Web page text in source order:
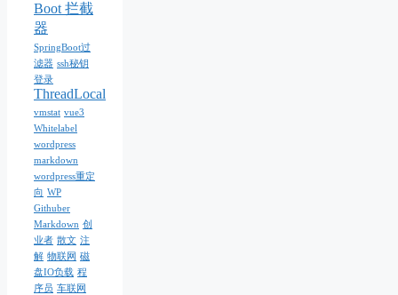
Boot 拦截
器
SpringBoot过
滤器 ssh秘钥
登录
ThreadLocal
vmstat vue3
Whitelabel
wordpress
markdown
wordpress重定
向 WP
Githuber
Markdown 创
业者 散文 注
解 物联网 磁
盘IO负载 程
序员 车联网